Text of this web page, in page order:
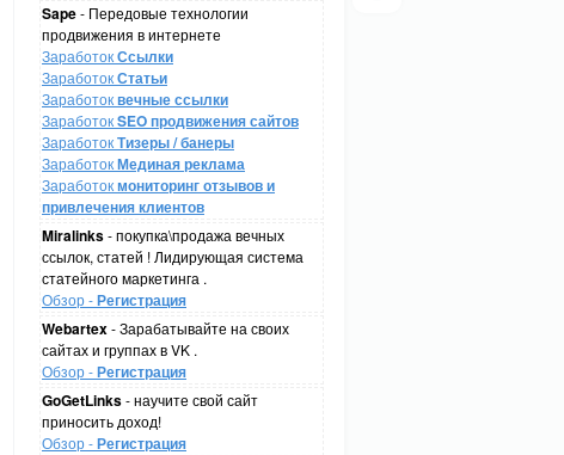
Sape- Передовые технологии
продвижения в интернете
ЗаработокСсылки
ЗаработокСтатьи
Заработоквечные ссылки
ЗаработокSEO продвижения сайтов
ЗаработокТизеры / банеры
ЗаработокМединая реклама
Заработокмониторинг отзывов и
привлечения клиентов
Miralinks- покупка\продажа вечных
ссылок, статей ! Лидирующая система
статейного маркетинга .
Обзор -Регистрация
Webartex- Зарабатывайте на своих
сайтах и группах в VK .
Обзор -Регистрация
GoGetLinks- научите свой сайт
приносить доход!
Обзор -Регистрация